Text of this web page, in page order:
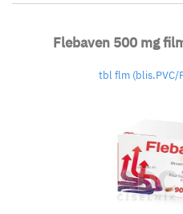
Flebaven 500 mg
tbl flm (blis.PVC/